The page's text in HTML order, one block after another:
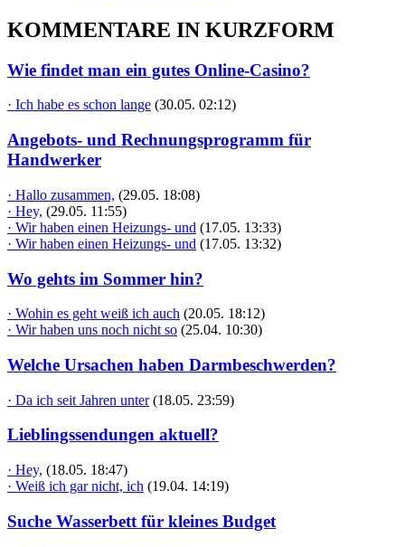
KOMMENTARE IN KURZFORM
Wie findet man ein gutes Online-Casino?
· Ich habe es schon lange (30.05. 02:12)
Angebots- und Rechnungsprogramm für
Handwerker
· Hallo zusammen, (29.05. 18:08)
· Hey, (29.05. 11:55)
· Wir haben einen Heizungs- und (17.05. 13:33)
· Wir haben einen Heizungs- und (17.05. 13:32)
Wo gehts im Sommer hin?
· Wohin es geht weiß ich auch (20.05. 18:12)
· Wir haben uns noch nicht so (25.04. 10:30)
Welche Ursachen haben Darmbeschwerden?
· Da ich seit Jahren unter (18.05. 23:59)
Lieblingssendungen aktuell?
· Hey, (18.05. 18:47)
· Weiß ich gar nicht, ich (19.04. 14:19)
Suche Wasserbett für kleines Budget